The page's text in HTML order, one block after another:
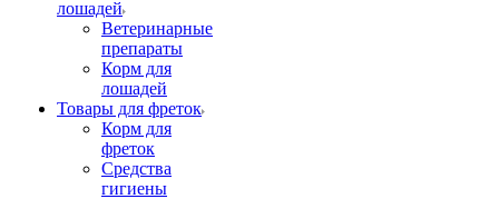
лошадей
Ветеринарные
препараты
Корм для
лошадей
Товары для фреток
Корм для
фреток
Средства
гигиены